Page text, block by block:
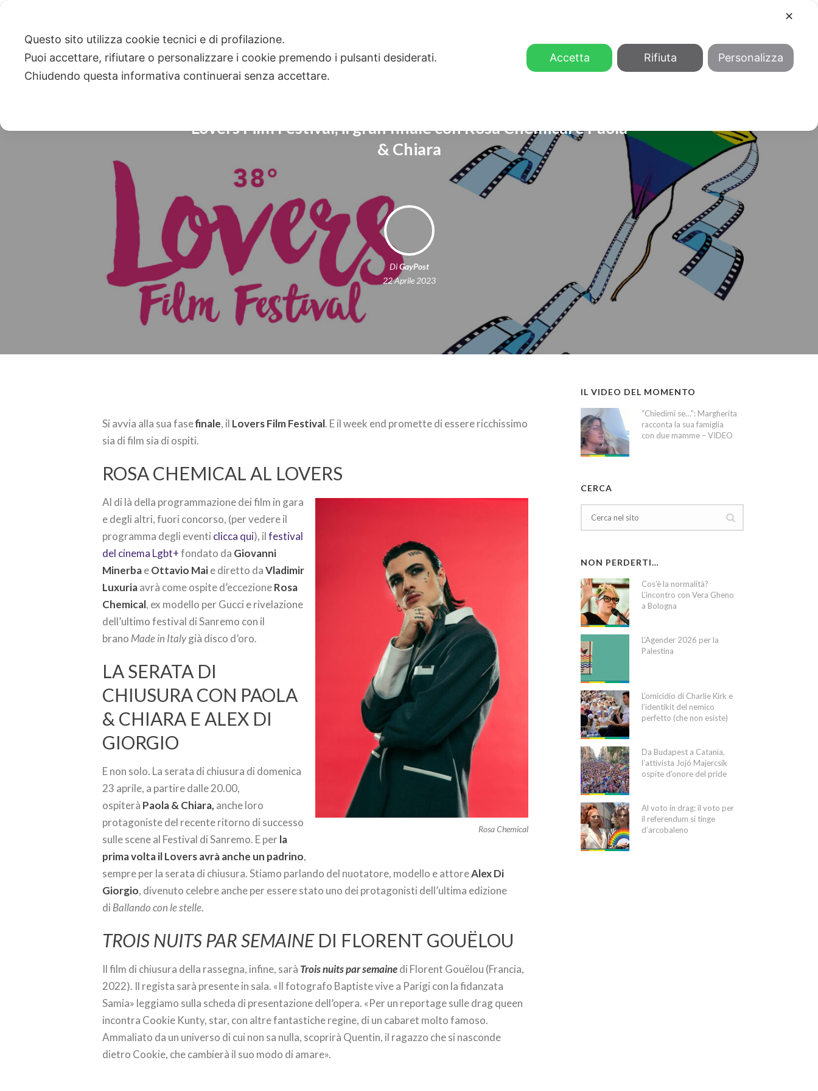
Lovers Film Festival, il gran finale con Rosa Chemical e Paola
& Chiara
DiGayPost
22 Aprile 2023
Si avvia alla sua fasefinale, il Lovers Film Festival. E il week end promette di essere ricchissimo
sia di film sia di ospiti.
ROSA CHEMICAL AL LOVERS
Rosa Chemical
Al di là della programmazione dei film in gara
e degli altri, fuori concorso, (per vedere il
programma degli eventi clicca qui), ilfestival
del cinema Lgbt+fondato da Giovanni
MinerbaeOttavio Maie diretto daVladimir
Luxuriaavrà come ospite d’eccezioneRosa
Chemical, ex modello per Gucci e rivelazione
dell’ultimo festival di Sanremo con il
brano Made in Italygià disco d’oro.
LA SERATA DI
CHIUSURA CON PAOLA
& CHIARA E ALEX DI
GIORGIO
E non solo. La serata di chiusura di domenica
23 aprile, a partire dalle 20.00,
ospiterà Paola & Chiara, anche loro
protagoniste del recente ritorno di successo
sulle scene al Festival di Sanremo. E perla
prima volta il Lovers avrà anche un padrino,
sempre per la serata di chiusura. Stiamo parlando del nuotatore, modello e attoreAlex Di
Giorgio, divenuto celebre anche per essere stato uno dei protagonisti dell’ultima edizione
di Ballando con le stelle.
TROIS NUITS PAR SEMAINE DI FLORENT GOUËLOU
Il film di chiusura della rassegna, infine, sarà Trois nuits par semainedi Florent Gouëlou (Francia,
2022). Il regista sarà presente in sala. «Il fotografo Baptiste vive a Parigi con la fidanzata
Samia» leggiamo sulla scheda di presentazione dell’opera. «Per un reportage sulle drag queen
incontra Cookie Kunty, star, con altre fantastiche regine, di un cabaret molto famoso.
Ammaliato da un universo di cui non sa nulla, scoprirà Quentin, il ragazzo che si nasconde
dietro Cookie, che cambierà il suo modo di amare».
IL VIDEO DEL MOMENTO
“Chiedimi se…”: Margherita
racconta la sua famiglia
con due mamme – VIDEO
CERCA
NON PERDERTI…
Cos’è la normalità?
L’incontro con Vera Gheno
a Bologna
L’Agender 2026 per la
Palestina
L’omicidio di Charlie Kirk e
l’identikit del nemico
perfetto (che non esiste)
Da Budapest a Catania,
l’attivista Jojó Majercsik
ospite d’onore del pride
Al voto in drag: il voto per
il referendum si tinge
d’arcobaleno
✕
Questo sito utilizza cookie tecnici e di profilazione.
Puoi accettare, rifiutare o personalizzare i cookie premendo i pulsanti desiderati.
Chiudendo questa informativa continuerai senza accettare.
Accetta Rifiuta Personalizza